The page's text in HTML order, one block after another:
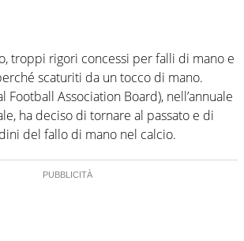
troppi rigori concessi per falli di mano e
scaturiti da un tocco di mano.
Football Association Board), nell’annuale
ha deciso di tornare al passato e di
del fallo di mano nel calcio.